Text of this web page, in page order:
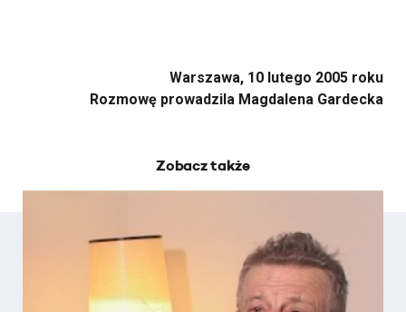
Warszawa, 10 lutego 2005 roku
Rozmowę prowadzila Magdalena Gardecka
Zobacz także